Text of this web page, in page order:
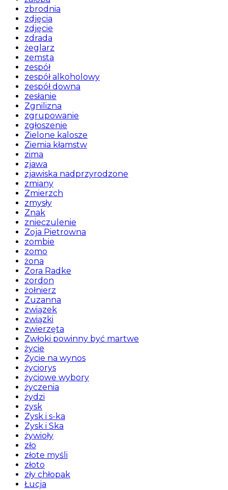
zbrodnia
zdjęcia
zdjęcie
zdrada
żeglarz
zemsta
zespół
zespół alkoholowy
zespół downa
zesłanie
Zgnilizna
zgrupowanie
zgłoszenie
Zielone kalosze
Ziemia kłamstw
zima
zjawa
zjawiska nadprzyrodzone
zmiany
Zmierzch
zmysły
Znak
znieczulenie
Zoja Pietrowna
zombie
zomo
żona
Zora Radke
zordon
żołnierz
Zuzanna
związek
związki
zwierzęta
Zwłoki powinny być martwe
życie
Życie na wynos
życiorys
życiowe wybory
życzenia
żydzi
zysk
Zysk i s-ka
Zysk i Ska
żywioły
zło
złote myśli
złoto
zły chłopak
Łucja